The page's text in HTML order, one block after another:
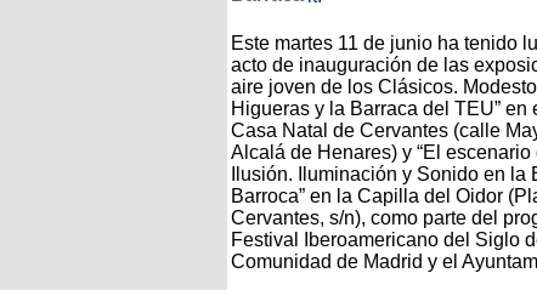
Este martes 11 de junio ha tenido
acto de inauguración de las
aire joven de los Clásicos. Modesto
Higueras y la Barraca del TEU” en
Casa Natal de Cervantes (calle
Alcalá de Henares) y “El escenario
Ilusión. Iluminación y Sonido en la
Barroca” en la Capilla del Oidor
Cervantes, s/n), como parte del
Festival Iberoamericano del Siglo
Comunidad de Madrid y el